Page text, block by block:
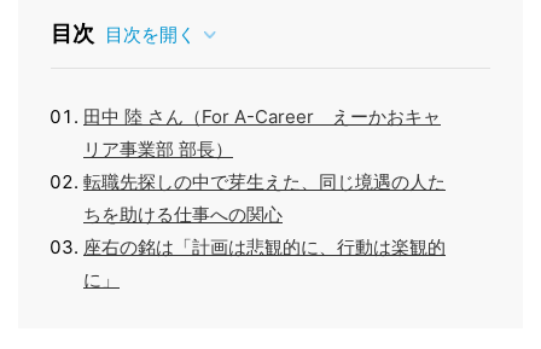
目次 目次を開く
田中 陸 さん（For A-Career えーかおキャ
リア事業部 部長）
転職先探しの中で芽生えた、同じ境遇の人た
ちを助ける仕事への関心
座右の銘は「計画は悲観的に、行動は楽観的
に」